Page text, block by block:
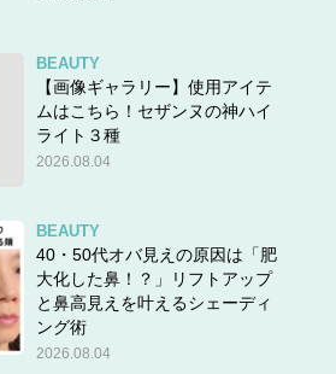
BEAUTY
【画像ギャラリー】使用アイテ
ムはこちら！セザンヌの神ハイ
ライト３種
2026.08.04
BEAUTY
40・50代オバ見えの原因は「肥
大化した鼻！？」リフトアップ
と鼻高見えを叶えるシェーディ
ング術
2026.08.04